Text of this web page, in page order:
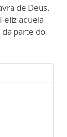
de Deus.
aquela
parte do